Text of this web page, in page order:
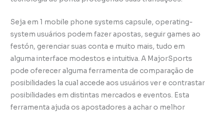
Seja em 1 mobile phone systems capsule, operating-
system usuários podem fazer apostas, seguir games ao
festón, gerenciar suas conta e muito mais, tudo em
alguma interface modestos e intuitiva. A MajorSports
pode oferecer alguma ferramenta de comparação de
posibilidades la cual accede aos usuários ver e contrastar
posibilidades em distintas mercados e eventos. Esta
ferramenta ajuda os apostadores a achar o melhor